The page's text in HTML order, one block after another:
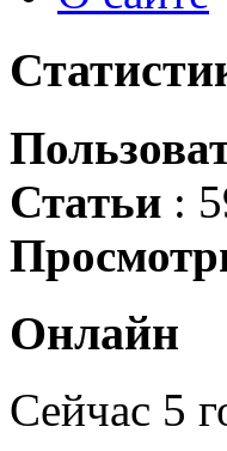
Статьи :
Онлайн
Сейчас 5